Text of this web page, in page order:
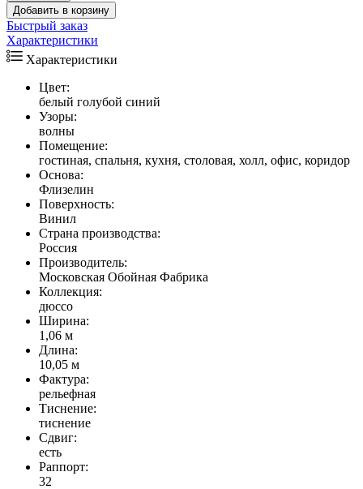
Добавить в корзину
Быстрый заказ
Характеристики
Характеристики
Цвет:
белый голубой синий
Узоры:
волны
Помещение:
гостиная, спальня, кухня, столовая, холл, офис, коридор
Основа:
Флизелин
Поверхность:
Винил
Страна производства:
Россия
Производитель:
Московская Обойная Фабрика
Коллекция:
дюссо
Ширина:
1,06 м
Длина:
10,05 м
Фактура:
рельефная
Тиcнение:
тиснение
Сдвиг:
есть
Раппорт:
32